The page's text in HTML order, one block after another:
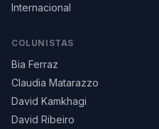
Internacional
COLUNISTAS
Bia Ferraz
Claudia Matarazzo
David Kamkhagi
David Ribeiro